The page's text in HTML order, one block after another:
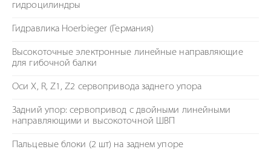
гидроцилиндры
Гидравлика Hoerbieger (Германия)
Высокоточные электронные линейные направляющие
для гибочной балки
Оси X, R, Z1, Z2 сервопривода заднего упора
Задний упор: сервопривод с двойными линейными
направляющими и высокоточной ШВП
Пальцевые блоки (2 шт) на заднем упоре